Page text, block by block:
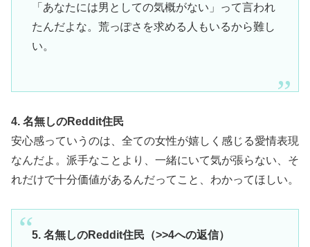
「あなたには男としての気概がない」って言われ
たんだよな。荒っぽさを求める人もいるから難し
い。
4. 名無しのReddit住民
安心感っていうのは、全ての女性が嬉しく感じる愛情表現
なんだよ。派手なことより、一緒にいて気が張らない、そ
れだけで十分価値があるんだってこと、わかってほしい。
5. 名無しのReddit住民（>>4への返信）